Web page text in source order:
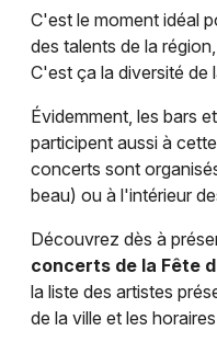
C'est le moment idéal
des talents de la
C'est ça la diversité de
Évidemment, les bars
participent aussi à
concerts sont
beau) ou à l'intérieur
Découvrez dès à
concerts de la Fête
la liste des artistes
de la ville et les